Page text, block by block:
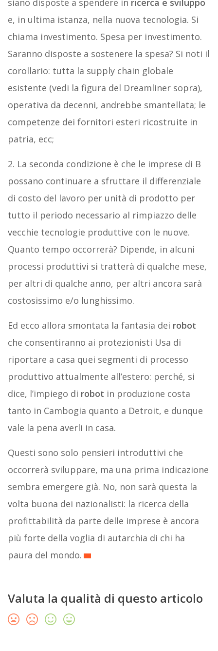
siano disposte a spendere in ricerca e sviluppo
e, in ultima istanza, nella nuova tecnologia. Si
chiama investimento. Spesa per investimento.
Saranno disposte a sostenere la spesa? Si noti il
corollario: tutta la supply chain globale
esistente (vedi la figura del Dreamliner sopra),
operativa da decenni, andrebbe smantellata; le
competenze dei fornitori esteri ricostruite in
patria, ecc;
2. La seconda condizione è che le imprese di B
possano continuare a sfruttare il differenziale
di costo del lavoro per unità di prodotto per
tutto il periodo necessario al rimpiazzo delle
vecchie tecnologie produttive con le nuove.
Quanto tempo occorrerà? Dipende, in alcuni
processi produttivi si tratterà di qualche mese,
per altri di qualche anno, per altri ancora sarà
costosissimo e/o lunghissimo.
Ed ecco allora smontata la fantasia dei robot
che consentiranno ai protezionisti Usa di
riportare a casa quei segmenti di processo
produttivo attualmente all’estero: perché, si
dice, l’impiego di robot in produzione costa
tanto in Cambogia quanto a Detroit, e dunque
vale la pena averli in casa.
Questi sono solo pensieri introduttivi che
occorrerà sviluppare, ma una prima indicazione
sembra emergere già. No, non sarà questa la
volta buona dei nazionalisti: la ricerca della
profittabilità da parte delle imprese è ancora
più forte della voglia di autarchia di chi ha
paura del mondo.
Valuta la qualità di questo articolo